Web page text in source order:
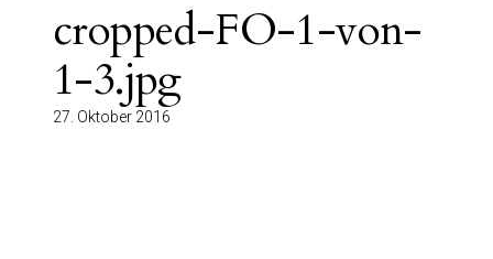
cropped-FO-1-von-
1-3.jpg
27. Oktober 2016